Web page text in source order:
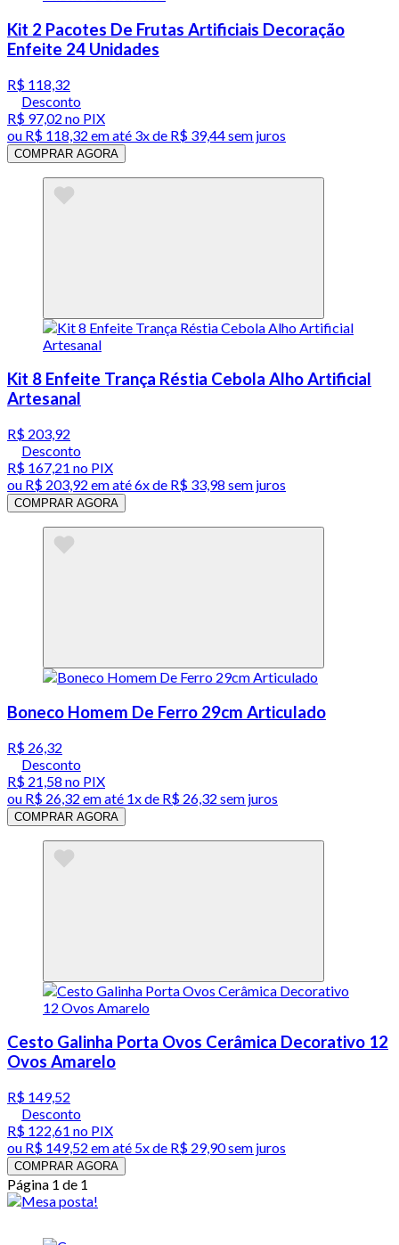
Kit 2 Pacotes De Frutas Artificiais Decoração
Enfeite 24 Unidades
R$ 118,32
Desconto
R$ 97,02 no PIX
ou R$ 118,32 em até 3x de R$ 39,44 sem juros
COMPRAR AGORA
Kit 8 Enfeite Trança Réstia Cebola Alho Artificial
Artesanal
R$ 203,92
Desconto
R$ 167,21 no PIX
ou R$ 203,92 em até6x de R$ 33,98 sem juros
COMPRAR AGORA
Boneco Homem De Ferro 29cm Articulado
R$ 26,32
Desconto
R$ 21,58 no PIX
ou R$ 26,32 em até 1x de R$ 26,32 sem juros
COMPRAR AGORA
Cesto Galinha Porta Ovos Cerâmica Decorativo 12
Ovos Amarelo
R$ 149,52
Desconto
R$ 122,61 no PIX
ou R$ 149,52 em até 5x de R$ 29,90 sem juros
COMPRAR AGORA
Página 1 de 1